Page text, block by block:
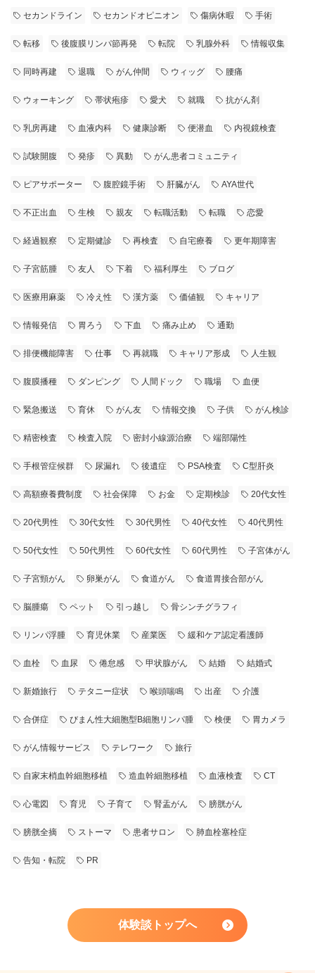
セカンドライン セカンドオピニオン 傷病休暇 手術
転移 後腹膜リンパ節再発 転院 乳腺外科 情報収集
同時再建 退職 がん仲間 ウィッグ 腰痛
ウォーキング 帯状疱疹 愛犬 就職 抗がん剤
乳房再建 血液内科 健康診断 便潜血 内視鏡検査
試験開腹 発疹 異動 がん患者コミュニティ
ピアサポーター 腹腔鏡手術 肝臓がん AYA世代
不正出血 生検 親友 転職活動 転職 恋愛
経過観察 定期健診 再検査 自宅療養 更年期障害
子宮筋腫 友人 下着 福利厚生 ブログ
医療用麻薬 冷え性 漢方薬 価値観 キャリア
情報発信 胃ろう 下血 痛み止め 通勤
排便機能障害 仕事 再就職 キャリア形成 人生観
腹膜播種 ダンピング 人間ドック 職場 血便
緊急搬送 育休 がん友 情報交換 子供 がん検診
精密検査 検査入院 密封小線源治療 端部陽性
手根管症候群 尿漏れ 後遺症 PSA検査 C型肝炎
高額療養費制度 社会保障 お金 定期検診 20代女性
20代男性 30代女性 30代男性 40代女性 40代男性
50代女性 50代男性 60代女性 60代男性 子宮体がん
子宮頸がん 卵巣がん 食道がん 食道胃接合部がん
脳腫瘍 ペット 引っ越し 骨シンチグラフィ
リンパ浮腫 育児休業 産業医 緩和ケア認定看護師
血栓 血尿 倦怠感 甲状腺がん 結婚 結婚式
新婚旅行 テタニー症状 喉頭喘鳴 出産 介護
合併症 びまん性大細胞型B細胞リンパ腫 検便 胃カメラ
がん情報サービス テレワーク 旅行
自家末梢血幹細胞移植 造血幹細胞移植 血液検査 CT
心電図 育児 子育て 腎盂がん 膀胱がん
膀胱全摘 ストーマ 患者サロン 肺血栓塞栓症
告知・転院 PR
体験談トップへ